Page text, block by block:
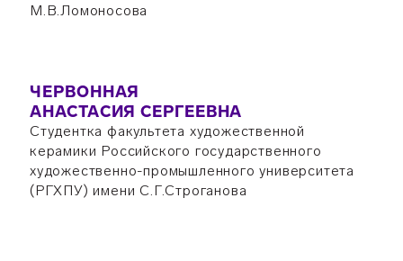
М.В.Ломоносова
ЧЕРВОННАЯ
АНАСТАСИЯ СЕРГЕЕВНА
Студентка факультета художественной
керамики Российского государственного
художественно-промышленного университета
(РГХПУ) имени С.Г.Строганова